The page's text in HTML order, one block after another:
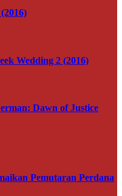
Wedding 2 (2016)
Dawn of Justice
Pemutaran Perdana